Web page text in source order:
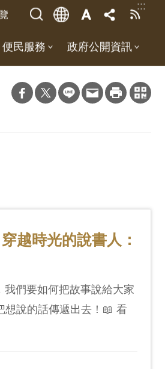
:::
便民服務 政府公開資訊
越時光的說書人：
我們要如何把故事說給大家
想說的話傳遞出去！📖 看